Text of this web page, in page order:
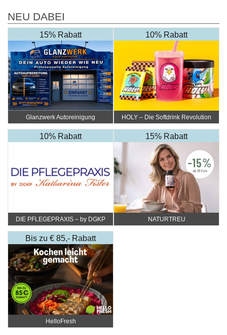
NEU DABEI
15% Rabatt
Glanzwerk Autoreinigung
10% Rabatt
HOLY – Die Softdrink Revolution
10% Rabatt
DIE PFLEGEPRAXIS – by DGKP
15% Rabatt
NATURTREU
Bis zu € 85,- Rabatt
HelloFresh